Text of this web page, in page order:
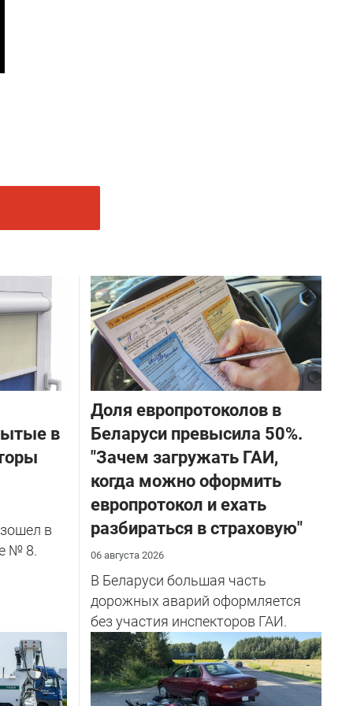
в
в
№ 8.
Доля европротоколов в
Беларуси превысила 50%.
"Зачем загружать ГАИ,
когда можно оформить
европротокол и ехать
разбираться в страховую"
06 августа 2026
В Беларуси большая часть
дорожных аварий оформляется
без участия инспекторов ГАИ.